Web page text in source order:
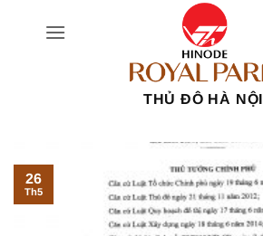
THỦ ĐÔ HÀ NỘI
26
Th5